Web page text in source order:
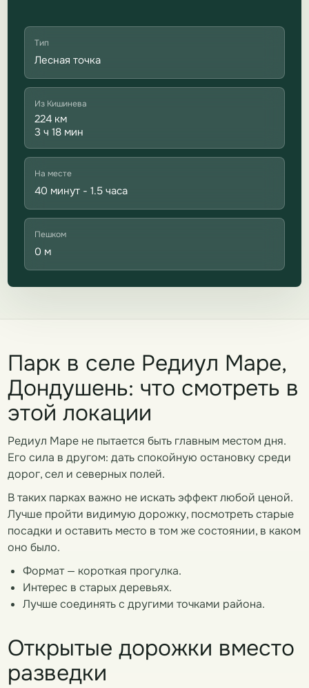
Тип
Лесная точка
Из Кишинева
224 км
3 ч 18 мин
На месте
40 минут - 1.5 часа
Пешком
0 м
Парк в селе Редиул Маре,
Дондушень: что смотреть в
этой локации
Редиул Маре не пытается быть главным местом дня.
Его сила в другом: дать спокойную остановку среди
дорог, сел и северных полей.
В таких парках важно не искать эффект любой ценой.
Лучше пройти видимую дорожку, посмотреть старые
посадки и оставить место в том же состоянии, в каком
оно было.
Формат — короткая прогулка.
Интерес в старых деревьях.
Лучше соединять с другими точками района.
Открытые дорожки вместо
разведки